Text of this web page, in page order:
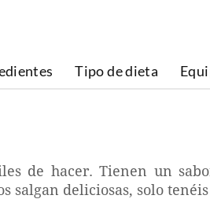
Tipo de dieta
de hacer. Tienen un
salgan deliciosas, solo